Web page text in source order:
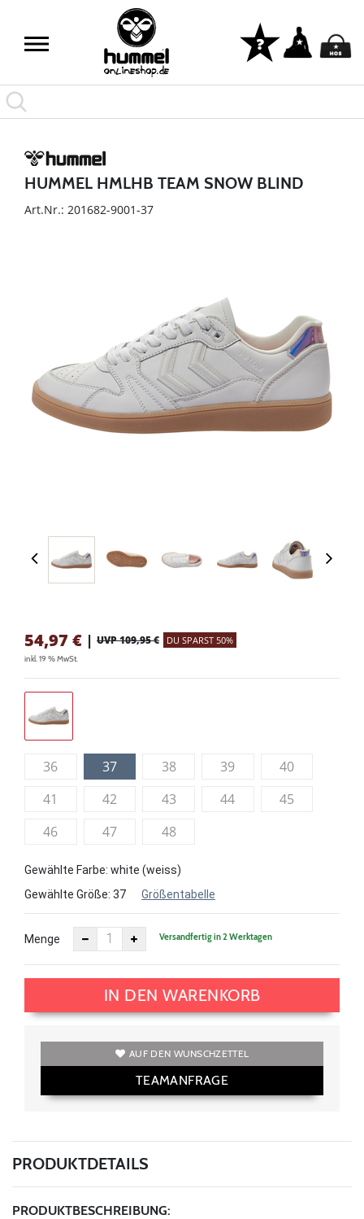
HUMMEL HMLHB TEAM SNOW BLIND
Art.Nr.: 201682-9001-37
54,97 € | UVP 109,95 € DU SPARST 50%
inkl. 19 % MwSt.
36 37 38 39
40
41
42 43 44
45
46
47 48
Gewählte Farbe: white (weiss)
Gewählte Größe: 37 Größentabelle
Menge Versandfertig in 2 Werktagen
IN DEN WARENKORB
AUF DEN WUNSCHZETTEL
TEAMANFRAGE
PRODUKTDETAILS
PRODUKTBESCHREIBUNG: